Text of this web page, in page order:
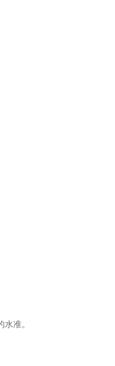
准。